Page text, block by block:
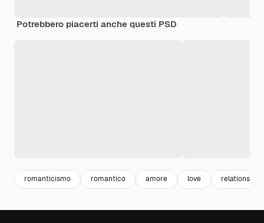
Potrebbero piacerti anche questi PSD
romanticismo romantico amore love relationship